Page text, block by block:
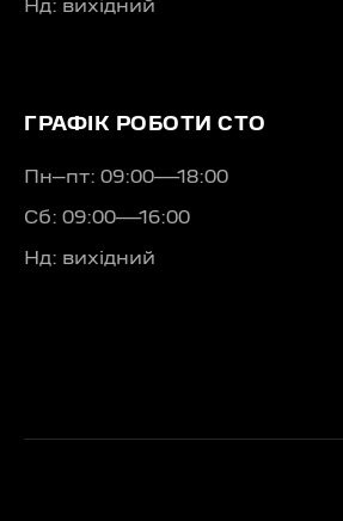
Нд: вихідний
ГРАФІК РОБОТИ СТО
Пн–пт: 09:00—18:00
Сб: 09:00—16:00
Нд: вихідний